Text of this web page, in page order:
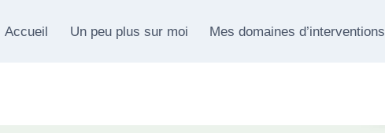
Accueil Un peu plus sur moi Mes domaines d’interventions